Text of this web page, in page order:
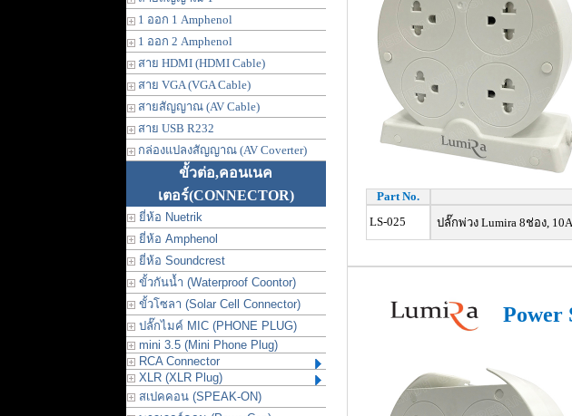
1 ออก 1 Amphenol
1 ออก 2 Amphenol
สาย HDMI (HDMI Cable)
สาย VGA (VGA Cable)
สายสัญญาณ (AV Cable)
สาย USB R232
กล่องแปลงสัญญาณ (AV Coverter)
ขั้วต่อ,คอนเนค
เตอร์(CONNECTOR)
ยี่ห้อ Nuetrik
ยี่ห้อ Amphenol
ยี่ห้อ Soundcrest
ขั้วกันน้ำ (Waterproof Coontor)
ขั้วโซลา (Solar Cell Connector)
ปลั๊กไมค์ MIC (PHONE PLUG)
mini 3.5 (Mini Phone Plug)
RCA Connector
XLR (XLR Plug)
สเปคคอน (SPEAK-ON)
Part No.
LS-025
ปลั๊กพ่วง Lumira 8ช่อง,
Power